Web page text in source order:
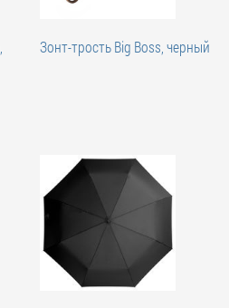
Зонт-трость Big Boss, черный